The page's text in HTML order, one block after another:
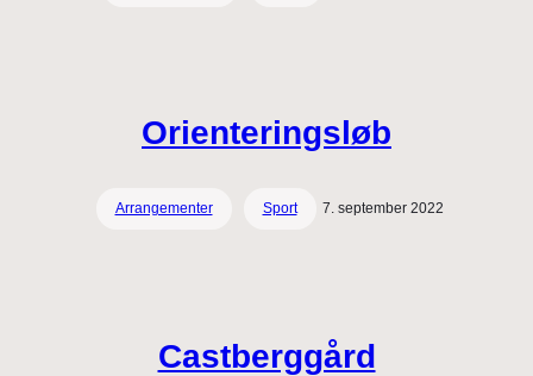
Orienteringsløb
Arrangementer Sport 7. september 2022
Castberggård